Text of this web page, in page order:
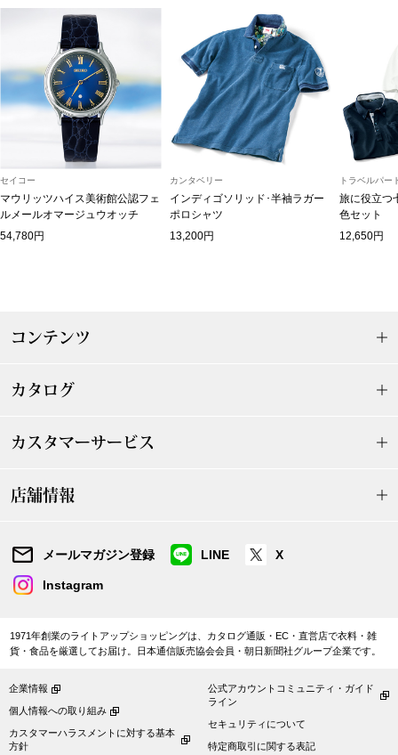
集
すべて見る
ール／酒
カンタベリー
金谷製靴
ヘンリーコッ
おすすめ特集
おすすめカタ
BOGARD
アウター
セイコー
マウリッツハイス美術館公認フェ
ルメールオマージュウオッチ
54,780円
カンタベリー
インディゴソリッド･半袖ラガー
ポロシャツ
13,200円
トラベルパー
旅に役立つ
色セット
12,650円
コンテンツ
カタログ
カスタマーサービス
店舗情報
メールマガジン登録 LINE X
Instagram
1971年創業のライトアップショッピングは、カタログ通販・EC・直営店で衣料・雑
貨・食品を厳選してお届け。日本通信販売協会会員・朝日新聞社グループ企業です。
企業情報
個人情報への取り組み
カスタマーハラスメントに対する基本
方針
公式アカウントコミュニティ・ガイド
ライン
セキュリティについて
特定商取引に関する表記